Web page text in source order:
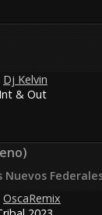
Dj Kelvin
Int & Out
Nuevos
OscaRemix